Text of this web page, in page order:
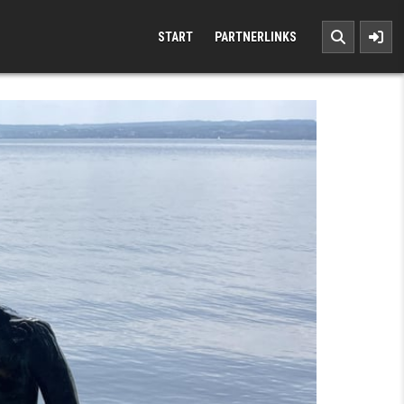
START PARTNERLINKS